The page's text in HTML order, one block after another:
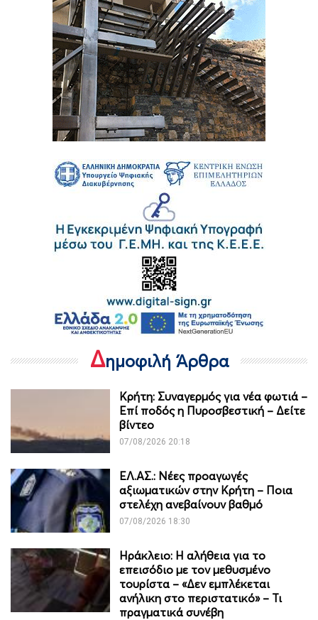
Δημοφιλή Άρθρα
Κρήτη: Συναγερμός για νέα φωτιά –
Επί ποδός η Πυροσβεστική – Δείτε
βίντεο
07/08/2026 20:18
ΕΛ.ΑΣ.: Νέες προαγωγές
αξιωματικών στην Κρήτη – Ποια
στελέχη ανεβαίνουν βαθμό
07/08/2026 18:30
Ηράκλειο: Η αλήθεια για το
επεισόδιο με τον μεθυσμένο
τουρίστα – «Δεν εμπλέκεται
ανήλικη στο περιστατικό» – Τι
πραγματικά συνέβη